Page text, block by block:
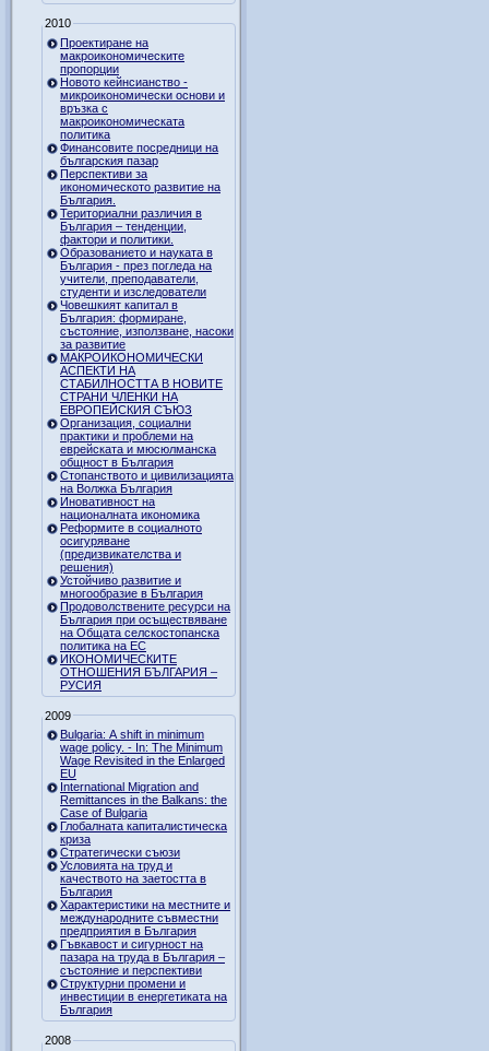
2010
Проектиране на
макроикономическите
пропорции
Новото кейнсианство -
микроикономически основи и
връзка с
макроикономическата
политика
Финансовите посредници на
българския пазар
Перспективи за
икономическото развитие на
България.
Териториални различия в
България – тенденции,
фактори и политики.
Образованието и науката в
България - през погледа на
учители, преподаватели,
студенти и изследователи
Човешкият капитал в
България: формиране,
състояние, използване, насоки
за развитие
МАКРОИКОНОМИЧЕСКИ
АСПЕКТИ НА
СТАБИЛНОСТТА В НОВИТЕ
СТРАНИ ЧЛЕНКИ НА
ЕВРОПЕЙСКИЯ СЪЮЗ
Организация, социални
практики и проблеми на
еврейската и мюсюлманска
общност в България
Стопанството и цивилизацията
на Волжка България
Иновативност на
националната икономика
Реформите в социалното
осигуряване
(предизвикателства и
решения)
Устойчиво развитие и
многообразие в България
Продоволствените ресурси на
България при осъществяване
на Общата селскостопанска
политика на ЕС
ИКОНОМИЧЕСКИТЕ
ОТНОШЕНИЯ БЪЛГАРИЯ –
РУСИЯ
2009
Bulgaria: A shift in minimum
wage policy. - In: The Minimum
Wage Revisited in the Enlarged
EU
International Migration and
Remittances in the Balkans: the
Case of Bulgaria
Глобалната капиталистическа
криза
Стратегически съюзи
Условията на труд и
качеството на заетостта в
България
Характеристики на местните и
международните съвместни
предприятия в България
Гъвкавост и сигурност на
пазара на труда в България –
състояние и перспективи
Структурни промени и
инвестиции в енергетиката на
България
2008